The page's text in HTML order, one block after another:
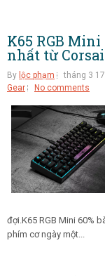
K65 RGB
nhất từ
By lộc phạm tháng 3
Gear
No comments
đợi.K65 RGB Mini 60%
phím cơ ngày một...